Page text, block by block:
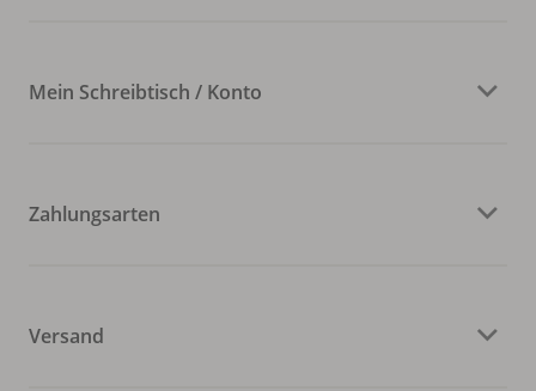
Mein Schreibtisch / Konto
Zahlungsarten
Versand